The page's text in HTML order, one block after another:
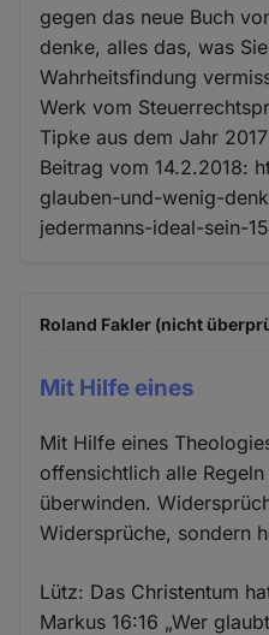
gegen das neue Buch
denke, alles das, was
Wahrheitsfindung
Werk vom
Tipke aus dem Jahr
Beitrag vom 14.2.2018:
glauben-und-wenig-
jedermanns-ideal-sein-
Roland Fakler (nicht
Mit Hilfe eines
Mit Hilfe eines
offensichtlich alle
überwinden.
Widersprüche, sondern
Lütz: Das Christentum
Markus 16:16 „Wer